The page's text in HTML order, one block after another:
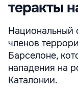
теракты
Национальный
членов
Барселоне,
нападения на
Каталонии.